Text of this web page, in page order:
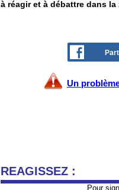
à réagir et à débattre dans la
Un
REAGISSEZ :
Pour